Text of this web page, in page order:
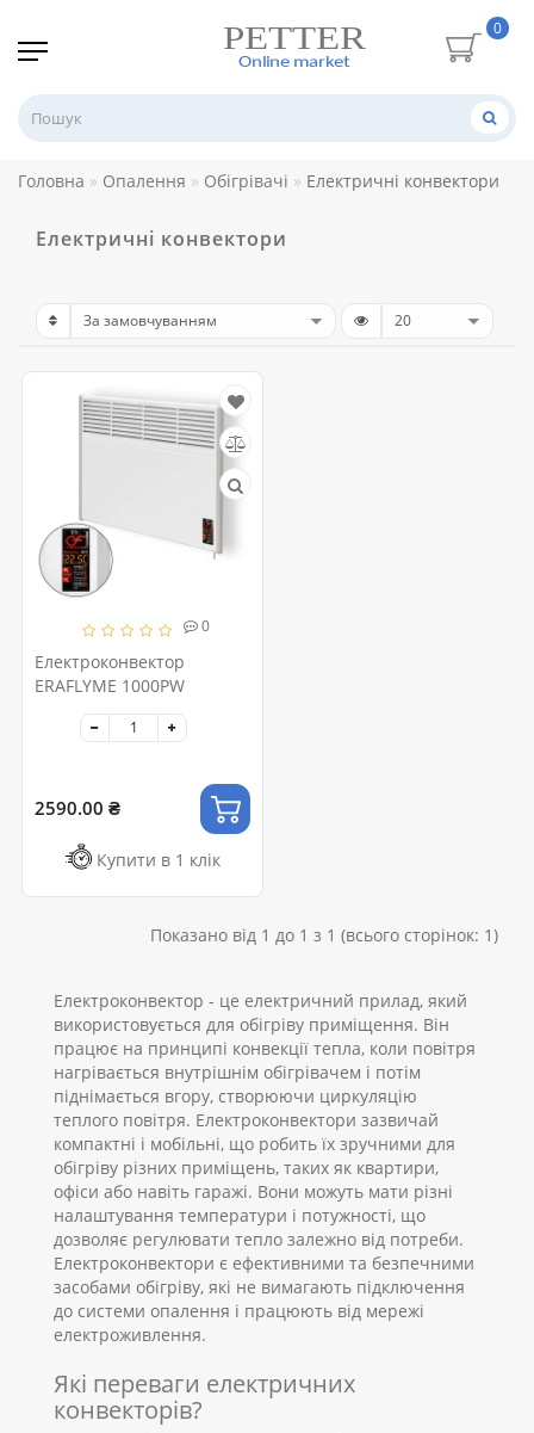
0
Головна Опалення Обігрівачі Електричні конвектори
Електричні конвектори
0
Електроконвектор
ERAFLYME 1000РW
2590.00 ₴
Купити в 1 клік
Показано від 1 до 1 з 1 (всього сторінок: 1)
Електроконвектор - це електричний прилад, який
використовується для обігріву приміщення. Він
працює на принципі конвекції тепла, коли повітря
нагрівається внутрішнім обігрівачем і потім
піднімається вгору, створюючи циркуляцію
теплого повітря. Електроконвектори зазвичай
компактні і мобільні, що робить їх зручними для
обігріву різних приміщень, таких як квартири,
офіси або навіть гаражі. Вони можуть мати різні
налаштування температури і потужності, що
дозволяє регулювати тепло залежно від потреби.
Електроконвектори є ефективними та безпечними
засобами обігріву, які не вимагають підключення
до системи опалення і працюють від мережі
електроживлення.
Які переваги електричних
конвекторів?